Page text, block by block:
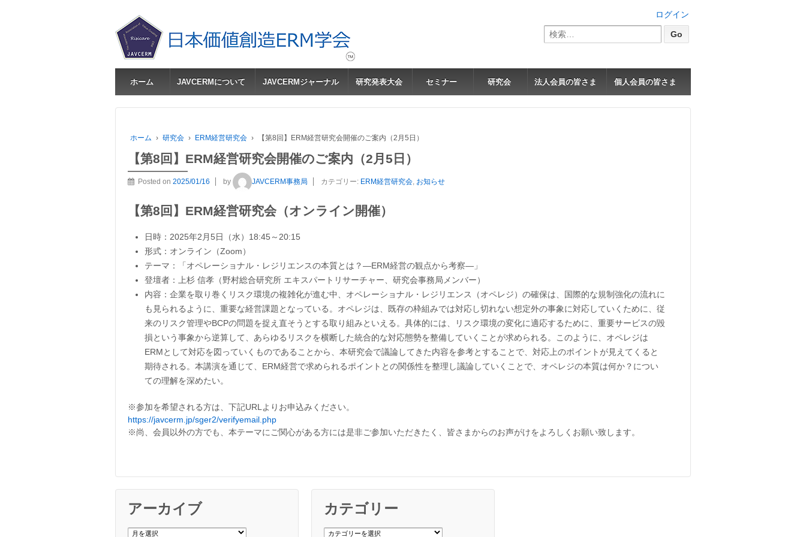
ログイン
検
索:
ホーム JAVCERMについて JAVCERMジャーナル 研究発表大会 セミナー 研究会 法人会員の皆さま 個人会員の皆さま
ホーム › 研究会 › ERM経営研究会 › 【第8回】ERM経営研究会開催のご案内（2月5日）
【第8回】ERM経営研究会開催のご案内（2月5日）
Posted on 2025/01/16 by JAVCERM事務局 カテゴリー: ERM経営研究会, お知らせ
【第8回】ERM経営研究会（オンライン開催）
日時：2025年2月5日（水）18:45～20:15
形式：オンライン（Zoom）
テーマ：「オペレーショナル・レジリエンスの本質とは？―ERM経営の観点から考察―」
登壇者：上杉 信孝（野村総合研究所 エキスパートリサーチャー、研究会事務局メンバー）
内容：企業を取り巻くリスク環境の複雑化が進む中、オペレーショナル・レジリエンス（オペレジ）の確保は、国際的な規制強化の流れに
も見られるように、重要な経営課題となっている。オペレジは、既存の枠組みでは対応し切れない想定外の事象に対応していくために、従
来のリスク管理やBCPの問題を捉え直そうとする取り組みといえる。具体的には、リスク環境の変化に適応するために、重要サービスの毀
損という事象から逆算して、あらゆるリスクを横断した統合的な対応態勢を整備していくことが求められる。このように、オペレジは
ERMとして対応を図っていくものであることから、本研究会で議論してきた内容を参考とすることで、対応上のポイントが見えてくると
期待される。本講演を通じて、ERM経営で求められるポイントとの関係性を整理し議論していくことで、オペレジの本質は何か？につい
ての理解を深めたい。
※参加を希望される方は、下記URLよりお申込みください。
https://javcerm.jp/sger2/verifyemail.php
※尚、会員以外の方でも、本テーマにご関心がある方には是非ご参加いただきたく、皆さまからのお声がけをよろしくお願い致します。
アーカイブ
ア
カテゴリー
カ